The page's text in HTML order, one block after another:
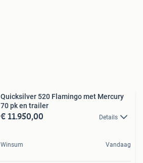
Quicksilver 520 Flamingo met Mercury
70 pk en trailer
€ 11.950,00 Details
Winsum Vandaag